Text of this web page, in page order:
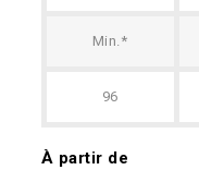
Min.*
96
À partir de